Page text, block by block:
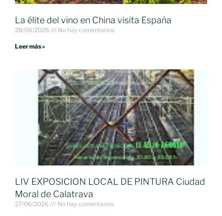
La élite del vino en China visita España
28/06/2026 No hay comentarios
Leer más »
LIV EXPOSICION LOCAL DE PINTURA Ciudad
Moral de Calatrava
27/06/2026 No hay comentarios